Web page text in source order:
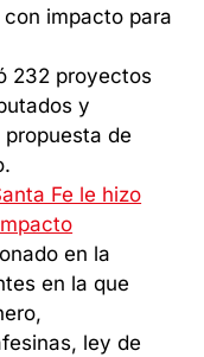
impacto para
232 proyectos
y
de
Fe le hizo
en la
en la que
ley de